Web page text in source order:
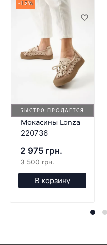
БЫСТРО ПРОДАЕТСЯ
-15%
Мокасины Lonza
220736
2 975 грн.
3 500 грн.
В корзину